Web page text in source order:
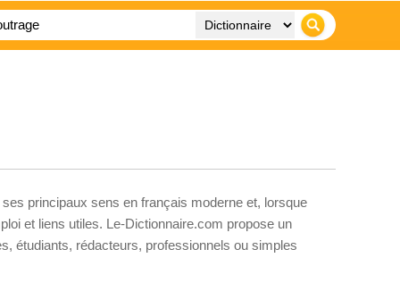
ses principaux sens en français moderne et, lorsque
et liens utiles. Le-Dictionnaire.com propose un
étudiants, rédacteurs, professionnels ou simples